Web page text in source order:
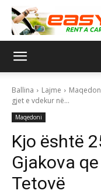
Ballina Lajme
gjet e vdekur në...
Maqedoni
Kjo është
Gjakova
Tetovë